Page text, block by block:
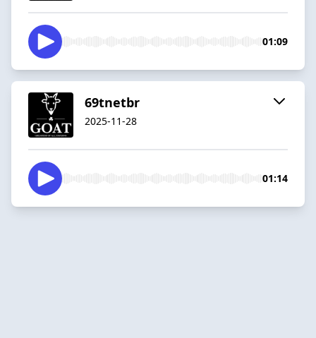
01:09
69tnetbr
2025-11-28
01:14